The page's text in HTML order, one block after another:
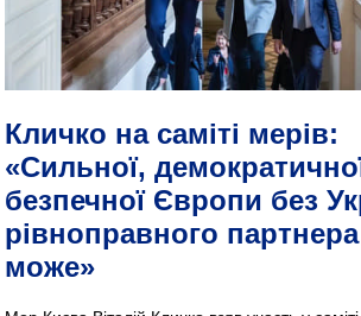
Кличко на саміті мерів:
«Сильної,
безпечної Європи без
рівноправного
може»